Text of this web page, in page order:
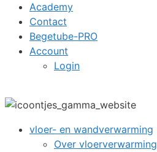
Academy
Contact
Begetube-PRO
Account
Login
vloer- en wandverwarming
Over vloerverwarming